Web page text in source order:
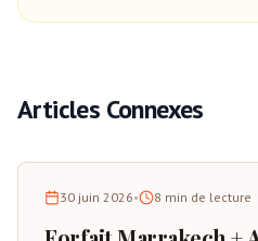
Articles Connexes
30 juin 2026• 8 min de lecture